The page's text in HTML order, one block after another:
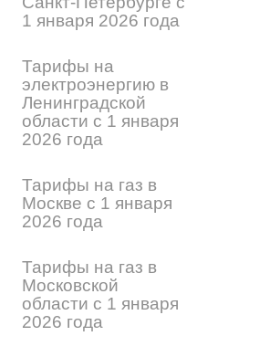
1 января 2026 года
Тарифы на
электроэнергию в
Ленинградской
области с 1 января
2026 года
Тарифы на газ в
Москве с 1 января
2026 года
Тарифы на газ в
Московской
области с 1 января
2026 года